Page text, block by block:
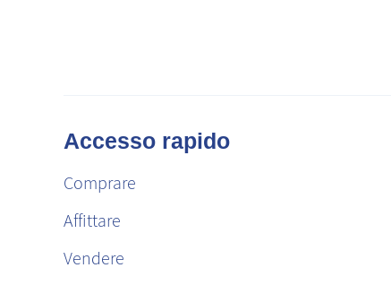
Accesso rapido
Comprare
Affittare
Vendere